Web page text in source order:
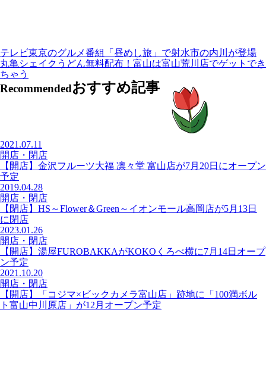
テレビ東京のグルメ番組「昼めし旅」で射水市の内川が登場
丸亀シェイクうどん無料配布！富山は富山荒川店​でゲットでき
ちゃう
Recommendedおすすめ記事
2021.07.11
開店・閉店
【開店】金沢フルーツ大福 凛々堂 富山店が7月20日にオープン
予定
2019.04.28
開店・閉店
【閉店】HS～Flower＆Green～イオンモール高岡店が5月13日
に閉店
2023.01.26
開店・閉店
【開店】湯屋FUROBAKKAがKOKOくろべ横に7月14日オープ
ン予定
2021.10.20
開店・閉店
【開店】「コジマ×ビックカメラ富山店」跡地に「100満ボル
ト富山中川原店」が12月オープン予定